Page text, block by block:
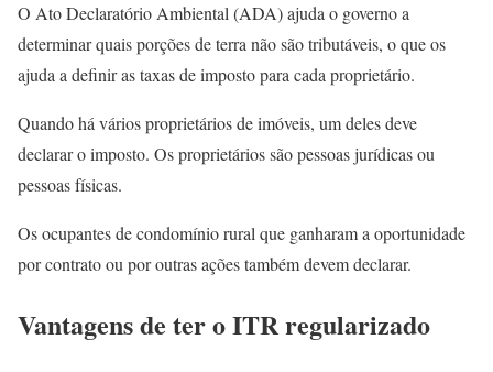
O Ato Declaratório Ambiental (ADA) ajuda o governo a
determinar quais porções de terra não são tributáveis, o que os
ajuda a definir as taxas de imposto para cada proprietário.
Quando há vários proprietários de imóveis, um deles deve
declarar o imposto. Os proprietários são pessoas jurídicas ou
pessoas físicas.
Os ocupantes de condomínio rural que ganharam a oportunidade
por contrato ou por outras ações também devem declarar.
Vantagens de ter o ITR regularizado